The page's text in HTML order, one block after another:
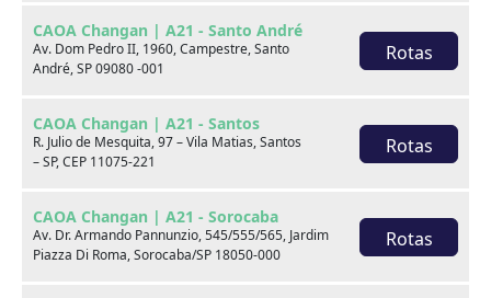
CAOA Changan | A21 - Santo André
Av. Dom Pedro II, 1960, Campestre, Santo
André, SP 09080 -001
Rotas
CAOA Changan | A21 - Santos
R. Julio de Mesquita, 97 – Vila Matias, Santos
– SP, CEP 11075-221
Rotas
CAOA Changan | A21 - Sorocaba
Av. Dr. Armando Pannunzio, 545/555/565, Jardim
Piazza Di Roma, Sorocaba/SP 18050-000
Rotas
Consulte por marca